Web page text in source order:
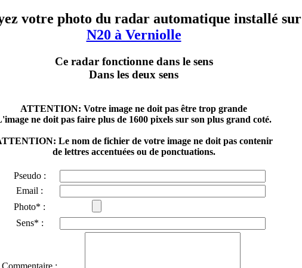
votre photo du radar automatique installé sur
N20 à Verniolle
Ce radar fonctionne dans le sens
Dans les deux sens
ATTENTION: Votre image ne doit pas être trop grande
ne doit pas faire plus de 1600 pixels sur son plus grand coté.
Le nom de fichier de votre image ne doit pas contenir
de lettres accentuées ou de ponctuations.
Pseudo :
Email :
Photo* :
Sens* :
Commentaire :